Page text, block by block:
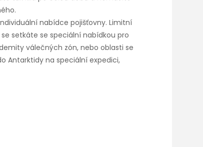
nabídce pojišťovny. Limitní
setkáte se speciální nabídkou pro
válečných zón, nebo oblasti se
Antarktidy na speciální expedici,